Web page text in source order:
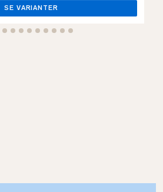
SE VARIANTER